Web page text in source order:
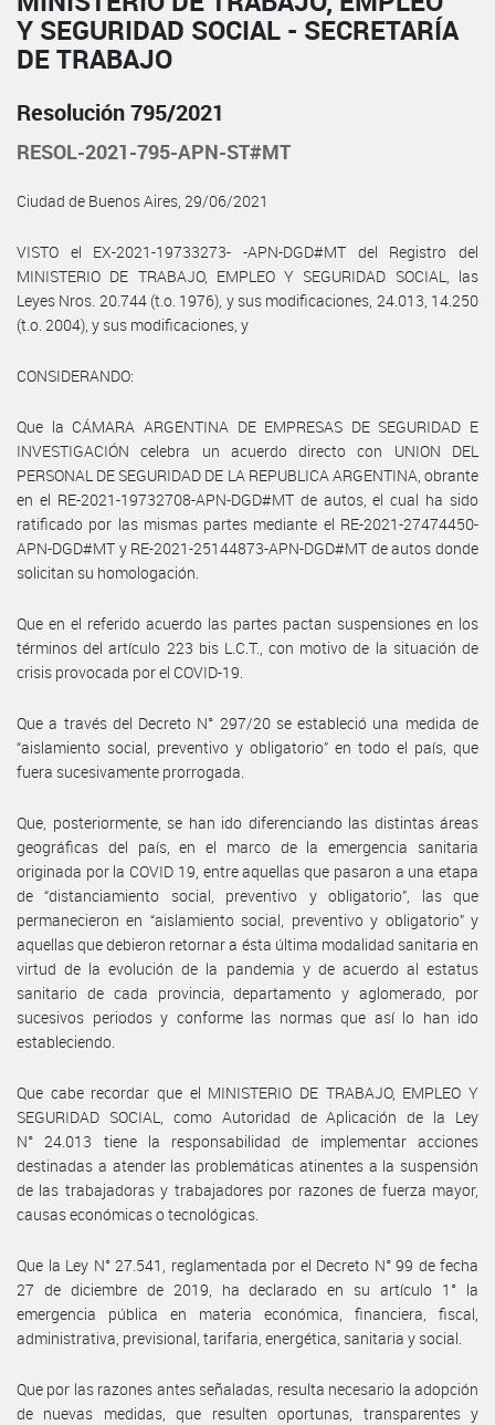
Y SEGURIDAD SOCIAL - SECRETARÍA
DE TRABAJO
Resolución 795/2021
RESOL-2021-795-APN-ST#MT
Ciudad de Buenos Aires, 29/06/2021
VISTO el EX-2021-19733273- -APN-DGD#MT del Registro del
MINISTERIO DE TRABAJO, EMPLEO Y SEGURIDAD SOCIAL, las
Leyes Nros. 20.744 (t.o. 1976), y sus modificaciones, 24.013, 14.250
(t.o. 2004), y sus modificaciones, y
CONSIDERANDO:
Que la CÁMARA ARGENTINA DE EMPRESAS DE SEGURIDAD E
INVESTIGACIÓN celebra un acuerdo directo con UNION DEL
PERSONAL DE SEGURIDAD DE LA REPUBLICA ARGENTINA, obrante
en el RE-2021-19732708-APN-DGD#MT de autos, el cual ha sido
ratificado por las mismas partes mediante el RE-2021-27474450-
APN-DGD#MT y RE-2021-25144873-APN-DGD#MT de autos donde
solicitan su homologación.
Que en el referido acuerdo las partes pactan suspensiones en los
términos del artículo 223 bis L.C.T., con motivo de la situación de
crisis provocada por el COVID-19.
Que a través del Decreto N° 297/20 se estableció una medida de
“aislamiento social, preventivo y obligatorio” en todo el país, que
fuera sucesivamente prorrogada.
Que, posteriormente, se han ido diferenciando las distintas áreas
geográficas del país, en el marco de la emergencia sanitaria
originada por la COVID 19, entre aquellas que pasaron a una etapa
de “distanciamiento social, preventivo y obligatorio”, las que
permanecieron en “aislamiento social, preventivo y obligatorio” y
aquellas que debieron retornar a ésta última modalidad sanitaria en
virtud de la evolución de la pandemia y de acuerdo al estatus
sanitario de cada provincia, departamento y aglomerado, por
sucesivos periodos y conforme las normas que así lo han ido
estableciendo.
Que cabe recordar que el MINISTERIO DE TRABAJO, EMPLEO Y
SEGURIDAD SOCIAL, como Autoridad de Aplicación de la Ley
N° 24.013 tiene la responsabilidad de implementar acciones
destinadas a atender las problemáticas atinentes a la suspensión
de las trabajadoras y trabajadores por razones de fuerza mayor,
causas económicas o tecnológicas.
Que la Ley N° 27.541, reglamentada por el Decreto N° 99 de fecha
27 de diciembre de 2019, ha declarado en su artículo 1° la
emergencia pública en materia económica, financiera, fiscal,
administrativa, previsional, tarifaria, energética, sanitaria y social.
Que por las razones antes señaladas, resulta necesario la adopción
de nuevas medidas, que resulten oportunas, transparentes y